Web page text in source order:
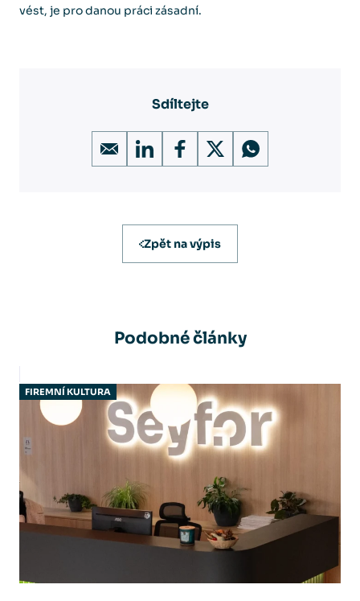
vést, je pro danou práci zásadní.
Sdíltejte
Zpět na výpis
Podobné články
FIREMNÍ KULTURA